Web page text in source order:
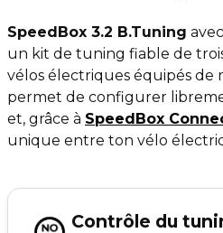
SpeedBox 3.2 B.Tuning
un kit de tuning fiable de
vélos électriques équipés de
permet de configurer
et, grâce à SpeedBox
unique entre ton vélo
Contrôle du